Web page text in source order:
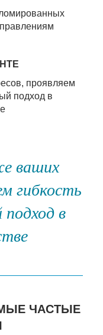
проявляем
подход в
ваших
гибкость
в
ЧАСТЫЕ